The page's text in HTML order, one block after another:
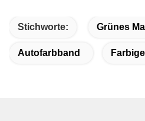
Stichworte: Grünes
Autofarbband